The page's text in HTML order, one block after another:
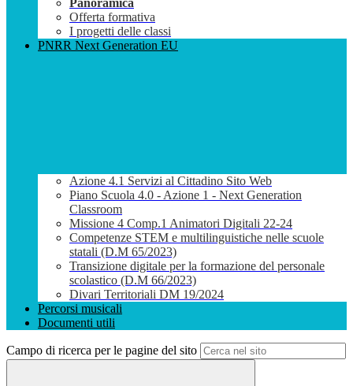
Panoramica
Offerta formativa
I progetti delle classi
PNRR Next Generation EU
Azione 4.1 Servizi al Cittadino Sito Web
Piano Scuola 4.0 - Azione 1 - Next Generation
Classroom
Missione 4 Comp.1 Animatori Digitali 22-24
Competenze STEM e multilinguistiche nelle scuole
statali (D.M 65/2023)
Transizione digitale per la formazione del personale
scolastico (D.M 66/2023)
Divari Territoriali DM 19/2024
Percorsi musicali
Documenti utili
Campo di ricerca per le pagine del sito